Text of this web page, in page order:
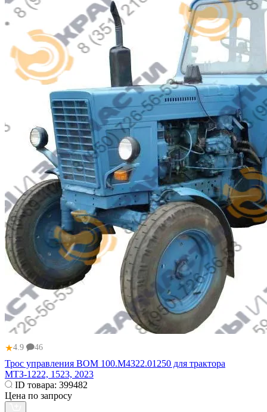
★4.9 46
Трос управления ВОМ 100.М4322.01250 для трактора
МТЗ-1222, 1523, 2023
ID товара: 399482
Цена по запросу